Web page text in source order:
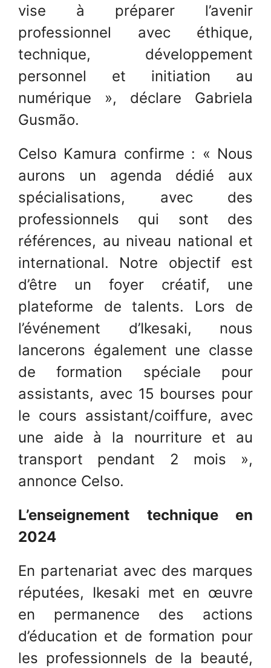
vise à préparer l’avenir
professionnel avec éthique,
technique, développement
personnel et initiation au
numérique », déclare Gabriela
Gusmão.
Celso Kamura confirme : « Nous
aurons un agenda dédié aux
spécialisations, avec des
professionnels qui sont des
références, au niveau national et
international. Notre objectif est
d’être un foyer créatif, une
plateforme de talents. Lors de
l’événement d’Ikesaki, nous
lancerons également une classe
de formation spéciale pour
assistants, avec 15 bourses pour
le cours assistant/coiffure, avec
une aide à la nourriture et au
transport pendant 2 mois »,
annonce Celso.
L’enseignement technique en
2024
En partenariat avec des marques
réputées, Ikesaki met en œuvre
en permanence des actions
d’éducation et de formation pour
les professionnels de la beauté,